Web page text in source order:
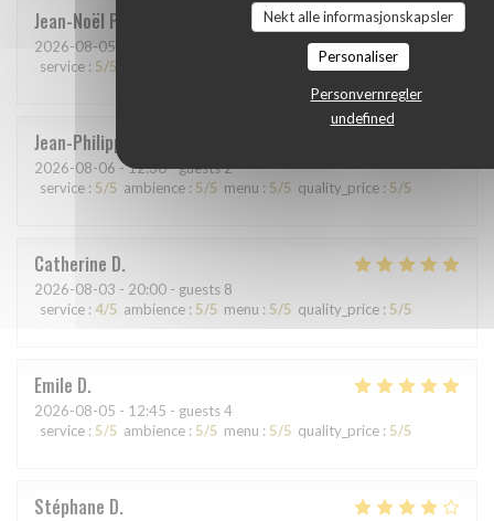
Nekt alle informasjonskapsler
Personaliser
Personvernregler
undefined
Jean-Noël P
2026-08-05
service : 5/5 quality_price: 5 /5
Jean-Philippe
2026-08-06 - 12:30 - guests 2
service : 5/5 ambience : 5/5 menu : 5/5 quality_price : 5/5
Catherine D
2026-08-03 - 20:00 - guests 8
service : 4/5 ambience : 5/5 menu : 5/5 quality_price : 5/5
Emile D
2026-08-05 - 12:45 - guests 4
service : 5/5 ambience : 5/5 menu : 5/5 quality_price : 5/5
Stéphane D